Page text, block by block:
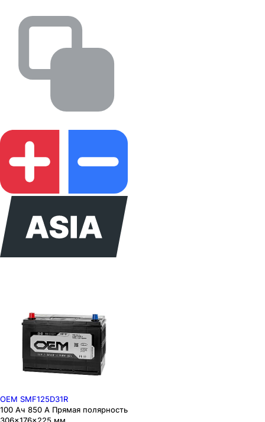
OEM SMF125D31R
100 Ач 850 А Прямая полярность